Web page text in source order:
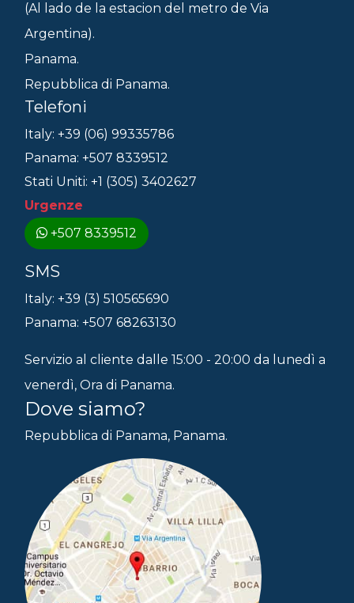
(Al lado de la estacion del metro de Via
Argentina).
Panama.
Repubblica di Panama.
Telefoni
Italy: +39 (06) 99335786
Panama: +507 8339512
Stati Uniti: +1 (305) 3402627
Urgenze
+507 8339512
SMS
Italy: +39 (3) 510565690
Panama: +507 68263130
Servizio al cliente dalle 15:00 - 20:00 da lunedì a
venerdì, Ora di Panama.
Dove siamo?
Repubblica di Panama, Panama.